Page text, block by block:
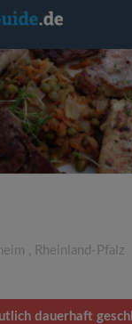
, Rheinland-Pfalz
dauerhaft